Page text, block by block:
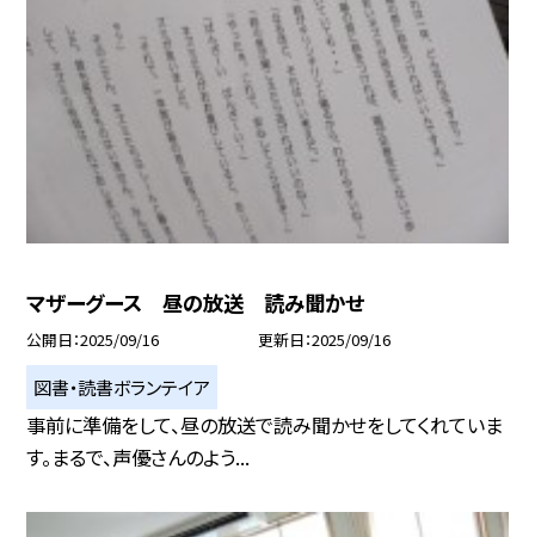
マザーグース 昼の放送 読み聞かせ
公開日 2025/09/16 更新日 2025/09/16
図書・読書ボランテイア
事前に準備をして、昼の放送で読み聞かせをしてくれていま
す。まるで、声優さんのよう...